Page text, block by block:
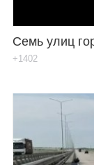
Семь улиц
+1402